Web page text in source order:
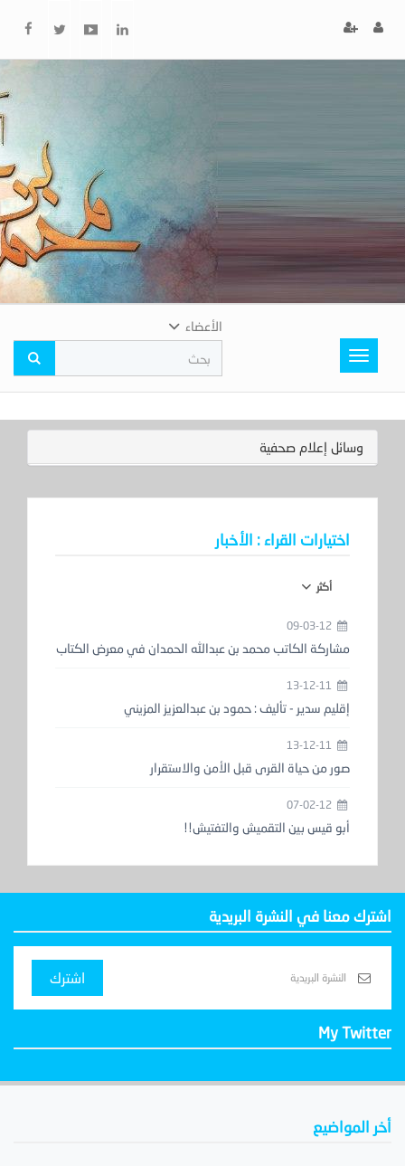
Toggle
navigation
الأعضاء
وسائل إعلام صحفية
اختيارات القراء : الأخبار
أكثر
مشاركة الكاتب محمد بن عبدالله الحمدان في معرض الكتاب
إقليم سدير - تأليف : حمود بن عبدالعزيز المزيني
صور من حياة القرى قبل الأمن والاستقرار
أبو قيس بين التقميش والتفتيش!!
اشترك معنا في النشرة البريدية
اشترك
My Twitter
أخر المواضيع